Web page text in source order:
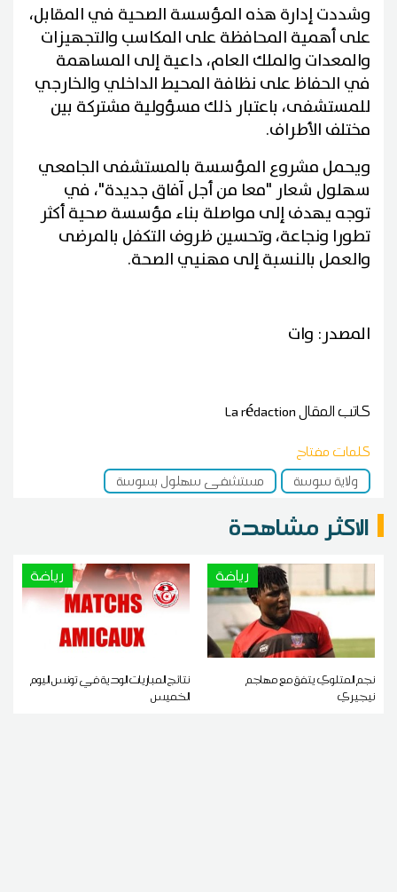
وشددت إدارة هذه المؤسسة الصحية في المقابل،
على أهمية المحافظة على المكاسب والتجهيزات
والمعدات والملك العام، داعية إلى المساهمة
في الحفاظ على نظافة المحيط الداخلي والخارجي
للمستشفى، باعتبار ذلك مسؤولية مشتركة بين
مختلف الأطراف.
ويحمل مشروع المؤسسة بالمستشفى الجامعي
سهلول شعار "معا من أجل آفاق جديدة"، في
توجه يهدف إلى مواصلة بناء مؤسسة صحية أكثر
تطورا ونجاعة، وتحسين ظروف التكفل بالمرضى
والعمل بالنسبة إلى مهنيي الصحة.
المصدر: وات
كاتب المقالLa rédaction
كلمات مفتاح
ولاية سوسة
مستشفى سهلول بسوسة
الاكثر مشاهدة
رياضة
نجم المتلوي يتفق مع مهاجم
نيجيري
رياضة
نتائج المباريات الودية في تونس اليوم
الخميس